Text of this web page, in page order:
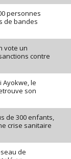
personnes
de bandes
vote un
contre
Ayokwe, le
son
de 300 enfants,
crise sanitaire
de